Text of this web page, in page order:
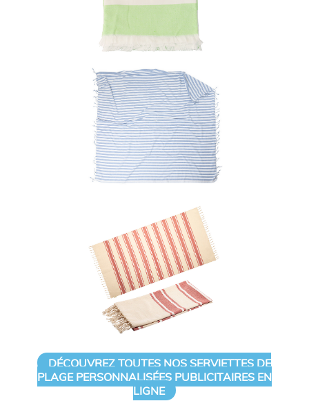
DÉCOUVREZ TOUTES NOS SERVIETTES DE
PLAGE PERSONNALISÉES PUBLICITAIRES EN
LIGNE